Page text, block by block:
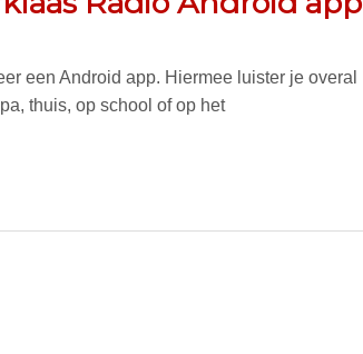
een Android app. Hiermee luister je overal
thuis, op school of op het